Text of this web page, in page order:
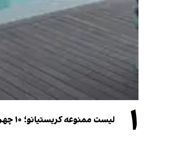
۱ لیست ممنوعه کریستیانو؛ ۱۰ چهره‌ای که در مراسم عروسی رونالدو و جورجینا جایی ندارند